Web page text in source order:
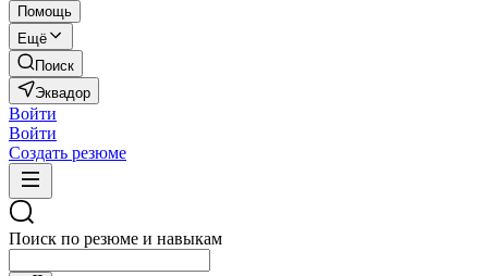
Помощь
Ещё
Поиск
Эквадор
Войти
Войти
Создать резюме
Поиск по резюме и навыкам